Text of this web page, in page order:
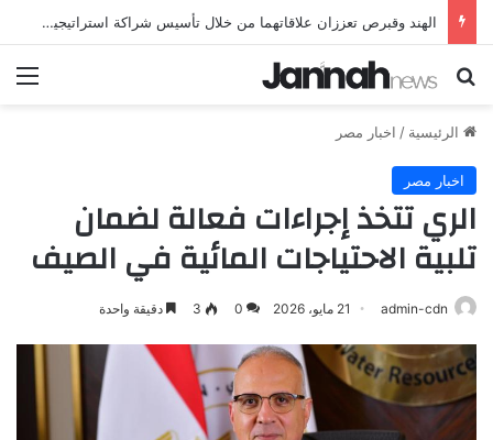
الهند وقبرص تعززان علاقاتهما من خلال تأسيس شراكة استراتيجية جديدة
بحث عن
الرئيسية / اخبار مصر
اخبار مصر
الري تتخذ إجراءات فعالة لضمان
تلبية الاحتياجات المائية في الصيف
admin-cdn 21 مايو، 2026 0
3 دقيقة واحدة